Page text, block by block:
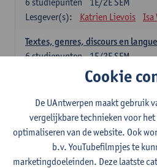
Lesgever(s):
Katrien Lievois Isa
Textes, genres, discours en
1E/2E SEM
6studiepunten
Kris Peeters
Italiaans: verplichte
Italiano: Grammatica e pratica 1
1E SEM
studiepunten
Lesgever(s):
Annelies Van den
Cookie
De UAntwerpen maakt gebruik
vergelijkbare technieken voor
optimaliseren van de website. Ook
b.v. YouTubefilmpjes te
marketingdoeleinden. Deze laatste